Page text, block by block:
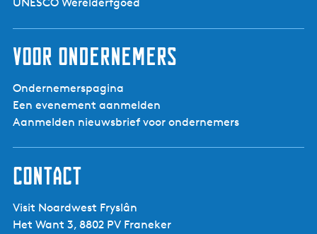
Voor ondernemers
Ondernemerspagina
Een evenement aanmelden
Aanmelden nieuwsbrief voor ondernemers
Contact
Visit Noardwest Fryslân
Het Want 3, 8802 PV Franeker